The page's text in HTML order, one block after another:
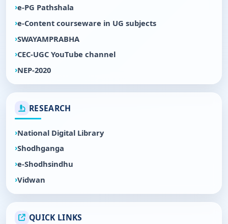
e-PG Pathshala
e-Content courseware in UG subjects
SWAYAMPRABHA
CEC-UGC YouTube channel
NEP-2020
RESEARCH
National Digital Library
Shodhganga
e-Shodhsindhu
Vidwan
QUICK LINKS